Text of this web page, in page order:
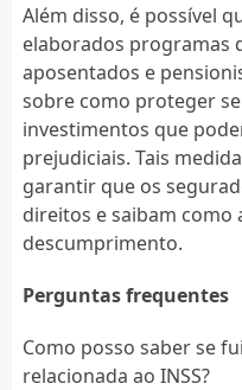
Além disso, é possível
elaborados programas
aposentados e
sobre como proteger
investimentos que
prejudiciais. Tais
garantir que os
direitos e saibam como
descumprimento.
Perguntas frequentes
Como posso saber se
relacionada ao INSS?